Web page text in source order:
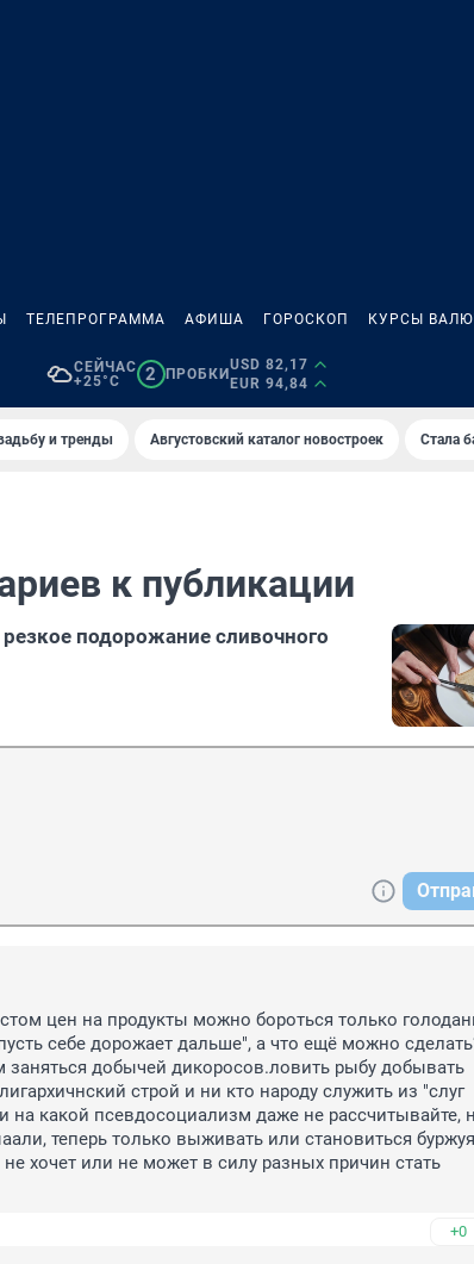
ТЕЛЕПРОГРАММА АФИША ГОРОСКОП КУРСЫ
СЕЙЧАС
+25°C
2 ПРОБКИ
USD 82,17
EUR 94,84
и тренды Августовский каталог новостроек Стала
к публикации
подорожание сливочного
цен на продукты можно бороться только
себе дорожает дальше", а что ещё можно
заняться добычей дикоросов.ловить рыбу добывать
строй и ни кто народу служить из "слуг
на какой псевдосоциализм даже не рассчитывайте,
теперь только выживать или становиться
не хочет или не может в силу разных причин стать
+0